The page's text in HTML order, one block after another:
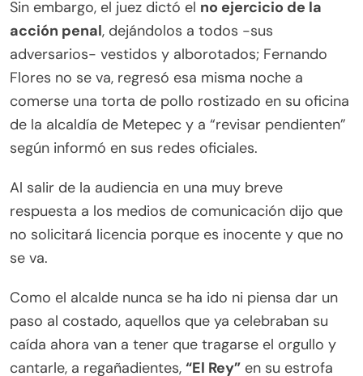
Sin embargo, el juez dictó el no ejercicio de la
acción penal, dejándolos a todos -sus
adversarios- vestidos y alborotados; Fernando
Flores no se va, regresó esa misma noche a
comerse una torta de pollo rostizado en su oficina
de la alcaldía de Metepec y a “revisar pendienten”
según informó en sus redes oficiales.
Al salir de la audiencia en una muy breve
respuesta a los medios de comunicación dijo que
no solicitará licencia porque es inocente y que no
se va.
Como el alcalde nunca se ha ido ni piensa dar un
paso al costado, aquellos que ya celebraban su
caída ahora van a tener que tragarse el orgullo y
cantarle, a regañadientes, “El Rey” en su estrofa